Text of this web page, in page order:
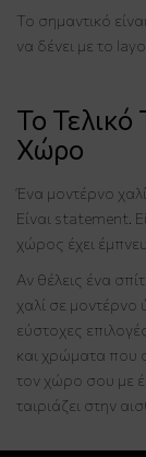
Το σημαντικό
να δένει με το
Το Τελικό
Χώρο
Ένα μοντέρνο
Είναι statement.
χώρος έχει
Αν θέλεις ένα
χαλί σε
εύστοχες
και χρώματα που
τον χώρο σου με
ταιριάζει στην